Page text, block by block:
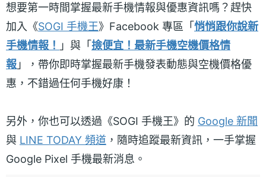
想要第一時間掌握最新手機情報與優惠資訊嗎？趕快
加入《SOGI 手機王》Facebook 專區「悄悄跟你說新
手機情報！ 」與「撿便宜！最新手機空機價格情
報 」，帶你即時掌握最新手機發表動態與空機價格優
惠，不錯過任何手機好康！
另外，你也可以透過《SOGI 手機王》的 Google 新聞
與 LINE TODAY 頻道 ，隨時追蹤最新資訊，一手掌握
Google Pixel 手機最新消息。